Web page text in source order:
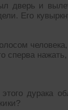
дверь и
Его
сперва
дурака